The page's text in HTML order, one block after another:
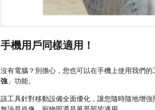
手機用戶同樣適用！
沒有電腦？別擔心，您也可以在手機上使用我們
強 」功能。
該工具針對移動設備全面優化，讓您隨時隨地增